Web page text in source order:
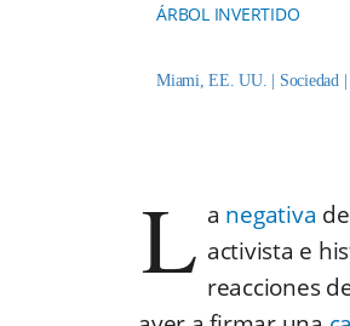
ÁRBOL INVERTIDO
Miami, EE. UU. | Sociedad |
L a negativa
activista e
reacciones